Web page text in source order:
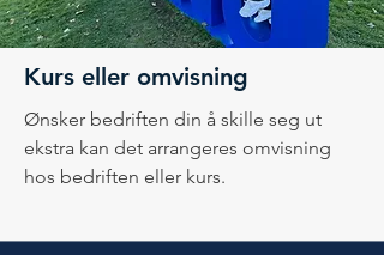
Kurs eller omvisning
Ønsker bedriften din å skille seg ut
ekstra kan det arrangeres omvisning
hos bedriften eller kurs.